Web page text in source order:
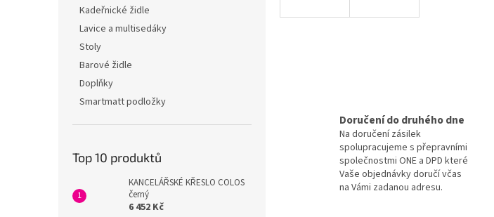
Kadeřnické židle
Lavice a multisedáky
Stoly
Barové židle
Doplňky
Smartmatt podložky
Top 10 produktů
KANCELÁŘSKÉ KŘESLO COLOS
černý
6 452 Kč
Doručení do druhého dne
Na doručení zásilek
spolupracujeme s přepravními
společnostmi ONE a DPD které
Vaše objednávky doručí včas
na Vámi zadanou adresu.